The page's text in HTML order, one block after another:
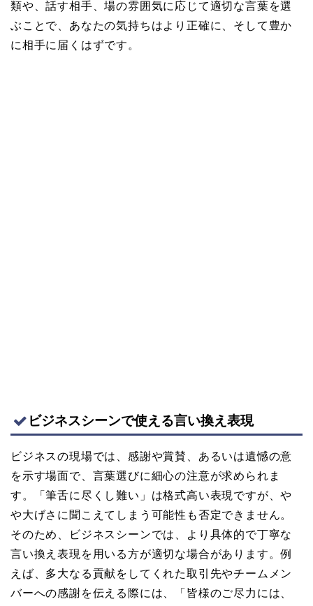
類や、話す相手、場の雰囲気に応じて適切な言葉を選
ぶことで、あなたの気持ちはより正確に、そして豊か
に相手に届くはずです。
ビジネスシーンで使える言い換え表現
ビジネスの現場では、感謝や賞賛、あるいは遺憾の意
を示す場面で、言葉選びに細心の注意が求められま
す。「筆舌に尽くし難い」は格式高い表現ですが、や
や大げさに聞こえてしまう可能性も否定できません。
そのため、ビジネスシーンでは、より具体的で丁寧な
言い換え表現を用いる方が適切な場合があります。例
えば、多大なる貢献をしてくれた取引先やチームメン
バーへの感謝を伝える際には、「皆様のご尽力には、